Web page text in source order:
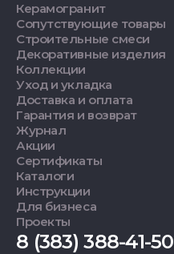
Керамогранит
Сопутствующие товары
Строительные смеси
Декоративные изделия
Коллекции
Уход и укладка
Доставка и оплата
Гарантия и возврат
Журнал
Акции
Сертификаты
Каталоги
Инструкции
Для бизнеса
Проекты
8 (383) 388-41-50